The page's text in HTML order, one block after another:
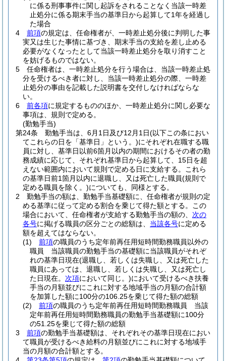
に係る刑事事件に関し起訴をされることなく当該一時差
止処分に係る期末手当の基準日から起算して1年を経過し
た場合
4
前項の規定は、任命権者が、一時差止処分後に判明した事
実又は生じた事情に基づき、期末手当の支給を差し止める
必要がなくなったとして当該一時差止処分を取り消すこと
を妨げるものではない。
5
任命権者は、一時差止処分を行う場合は、当該一時差止処
分を受けるべき者に対し、当該一時差止処分の際、一時差
止処分の事由を記載した説明書を交付しなければならな
い。
6
前各項に規定するもののほか、一時差止処分に関し必要な
事項は、規則で定める。
(勤勉手当)
第24条
勤勉手当は、6月1日及び12月1日(以下この条におい
てこれらの日を「基準日」という。)にそれぞれ在職する職
員に対し、基準日以前6箇月以内の期間におけるその者の勤
務成績に応じて、それぞれ基準日から起算して、15日を超
えない範囲内において規則で定める日に支給する。
これら
の基準日前1箇月以内に退職し、又は死亡した職員(規則で
定める職員を除く。)についても、同様とする。
2
勤勉手当の額は、勤勉手当基礎額に、任命権者が規則の定
める基準に従って定める割合を乗じて得た額とする。
この
場合において、任命権者が支給する勤勉手当の額の、 次の
各号に掲げる職員の区分ごとの総額は、 当該各号に定める
額を超えてはならない。
(1)
前項の職員のうち定年前再任用短時間勤務職員以外の
職員 当該職員の勤勉手当の基礎額に当該職員がそれぞ
れの基準日現在(退職し、若しくは失職し、又は死亡した
職員にあっては、退職し、若しくは失職し、又は死亡し
た日現在。 次項において同じ。)において受けるべき扶養
手当の月額並びにこれに対する地域手当の月額の合計額
を加算した額に100分の106.25を乗じて得た額の総額
(2)
前項の職員のうち定年前再任用短時間勤務職員 当該
定年前再任用短時間勤務職員の勤勉手当基礎額に100分
の51.25を乗じて得た額の総額
3
前項の勤勉手当基礎額は、それぞれその基準日現在におい
て職員が受けるべき給料の月額並びにこれに対する地域手
当の月額の合計額とする。